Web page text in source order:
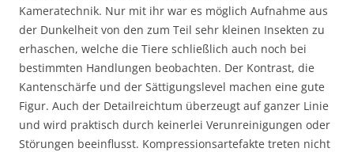
Kameratechnik. Nur mit ihr war es möglich Aufnahme aus
der Dunkelheit von den zum Teil sehr kleinen Insekten zu
erhaschen, welche die Tiere schließlich auch noch bei
bestimmten Handlungen beobachten. Der Kontrast, die
Kantenschärfe und der Sättigungslevel machen eine gute
Figur. Auch der Detailreichtum überzeugt auf ganzer Linie
und wird praktisch durch keinerlei Verunreinigungen oder
Störungen beeinflusst. Kompressionsartefakte treten nicht